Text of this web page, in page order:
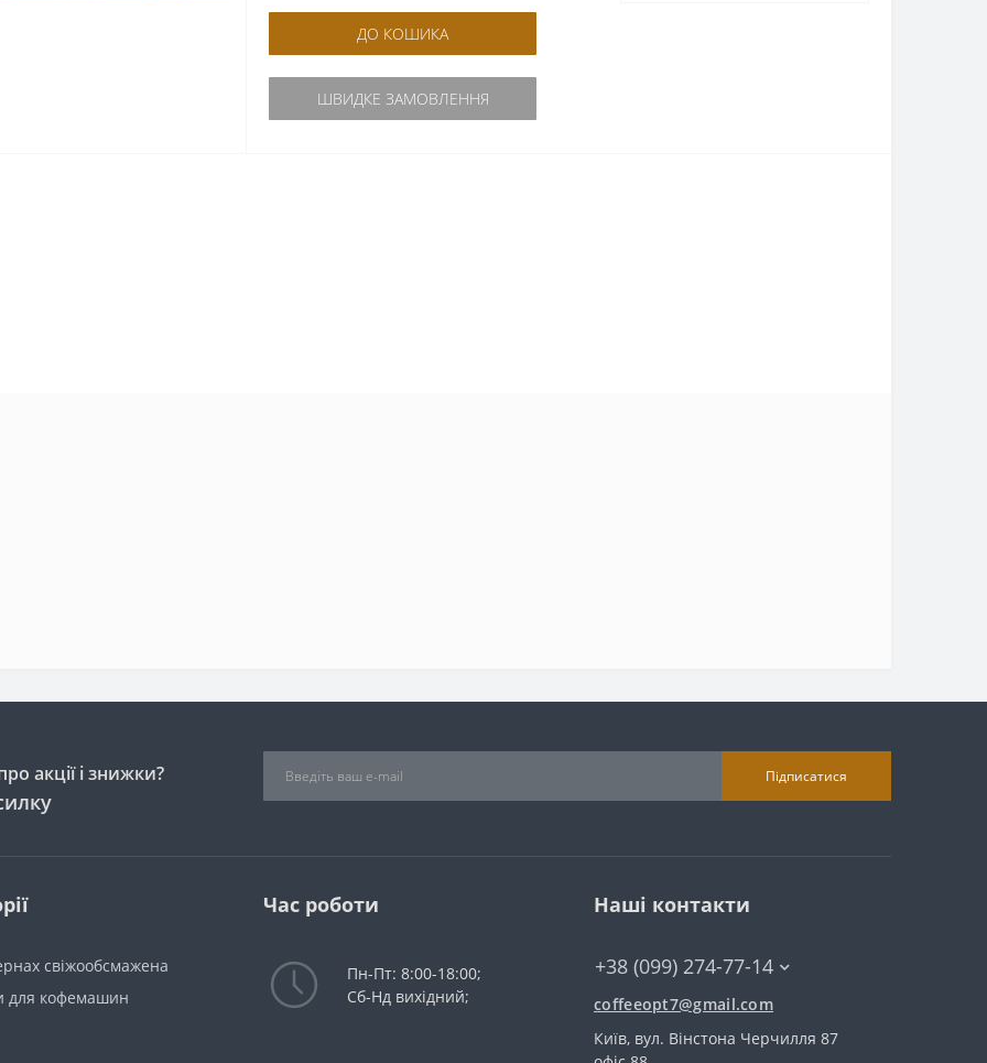
ДО КОШИКА
ШВИДКЕ ЗАМОВЛЕННЯ
акції і знижки? Підписатися
свіжообсмажена
для кофемашин
Час роботи
Пн-Пт: 8:00-18:00;
Сб-Нд вихідний;
Наші контакти
+38 (099) 274-77-14
coffeeopt7@gmail.com
Київ, вул. Вінстона Черчилля 87